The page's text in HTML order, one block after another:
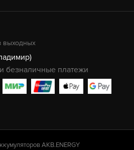
выходных
безналичные платежи
AKB.ENERGY